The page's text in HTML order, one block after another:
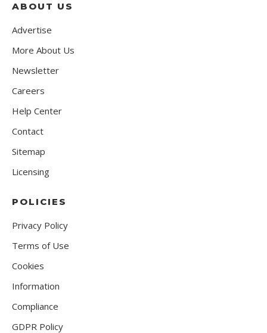
ABOUT US
Advertise
More About Us
Newsletter
Careers
Help Center
Contact
Sitemap
Licensing
POLICIES
Privacy Policy
Terms of Use
Cookies
Information
Compliance
GDPR Policy